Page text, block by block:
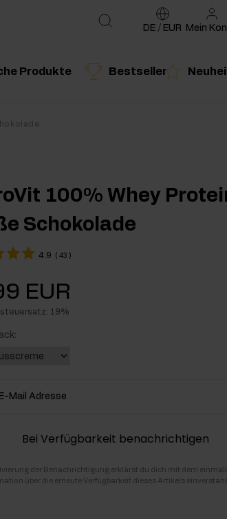
Produkte Bestseller
DE / EUR Mein
100% Whey
Schokolade
4.9 ( 43 )
EUR
19%
Mail Adresse
Bei Verfügbarkeit benachrichtigen
der Benachrichtigung erklärst du dich mit dem
über die erneute Verfügbarkeit dieses Artikels